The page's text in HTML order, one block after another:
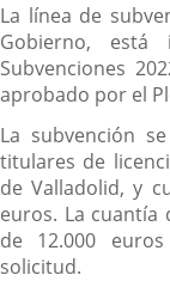
La línea de
Gobierno,
Subvenciones
aprobado por el
La subvención
titulares de
de Valladolid, y
euros. La cuantía
de 12.000
solicitud.